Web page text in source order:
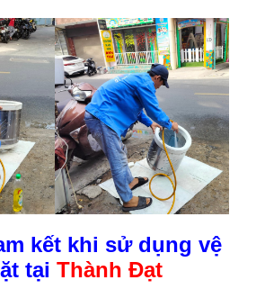
kết khi sử dụng vệ
tại Thành Đạt